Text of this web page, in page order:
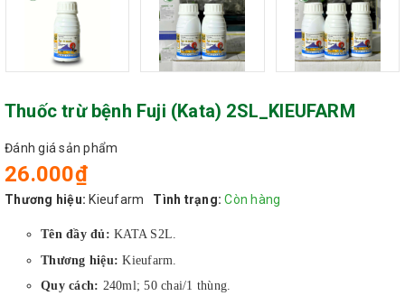
Thuốc trừ bệnh Fuji (Kata) 2SL_KIEUFARM
Đánh giá sản phẩm
26.000₫
Thương hiệu: Kieufarm Tình trạng: Còn hàng
Tên đầy đủ: KATA S2L.
Thương hiệu: Kieufarm.
Quy cách: 240ml; 50 chai/1 thùng.